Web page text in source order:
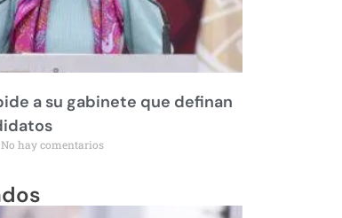
a su gabinete que definan
No hay comentarios